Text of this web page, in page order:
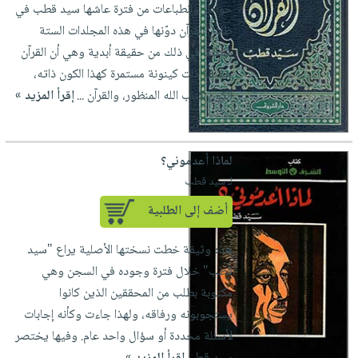
العناية
بالأسنان
الحمية
والتغذية
أدوات
المائدة
الأوعية
والتخزين
أدوات
المطبخ
الأكثر
مبيعاً
العودة
للمدارس
اكسسوارات
كتب
اكسسوارات
منزلية
اكسسوارات
ملابس
مطرزات
حقائب
حلي
عناية
بالذات
شحن
مجاني
بنود
مختارة
اشتراكات
كل
الاشتراكات
صندوق
القراءة
iKitab
بلا
حدود
بحث
متقدم
وفرات
عن
الشركة
سياسة
حسابك
لائحة
الأمنيات
خواطر وانطباعات من فترة عاشها سيد قطب في
ظلال القرآن دوّنها في هذه المجلدات الستة
منطلقاً في ذلك من حقيقة أبدية وهي أن القرآن
حقيقة ذات كينونة مستمرة كهذا الكون ذاته،
الكون كتاب الله المنظور، والقرآن ...إقرأ المزيد »
لماذا أعدموني؟
لـ سيد قطب
أضف إلى الطلبية
هذه وثيقة خطت نسختها الأصلية يراع "سيد
قطب" خلال فترة وجوده في السجن وهي
مكتوبة بطلب من المحققين الذين كانوا
يستجوبونه ورفاقه، ولهذا جاءت وكأنه إجابات
لأسئلة محددة أو سؤال واحد عام. وفيها يختصر